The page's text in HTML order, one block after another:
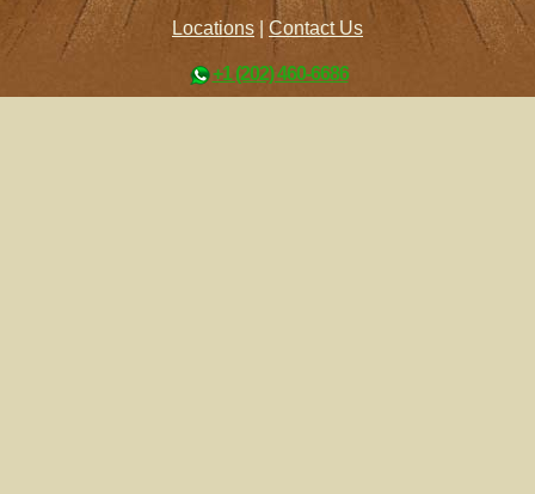
Locations Contact Us
+1 (202) 460-6686